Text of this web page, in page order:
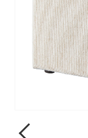
Previous